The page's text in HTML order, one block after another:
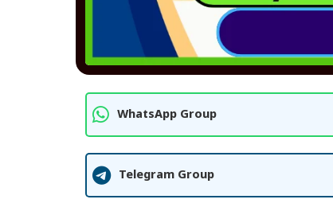
WhatsApp Group
Telegram Group